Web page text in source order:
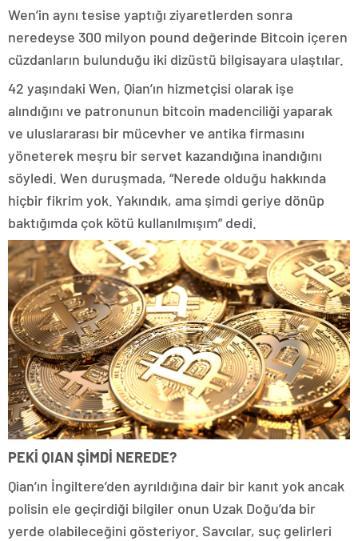
Wen’in aynı tesise yaptığı ziyaretlerden sonra
neredeyse 300 milyon pound değerinde Bitcoin içeren
cüzdanların bulunduğu iki dizüstü bilgisayara ulaştılar.
42 yaşındaki Wen, Qian’ın hizmetçisi olarak işe
alındığını ve patronunun bitcoin madenciliği yaparak
ve uluslararası bir mücevher ve antika firmasını
yöneterek meşru bir servet kazandığına inandığını
söyledi. Wen duruşmada, “Nerede olduğu hakkında
hiçbir fikrim yok. Yakındık, ama şimdi geriye dönüp
baktığımda çok kötü kullanılmışım” dedi.
PEKİ QIAN ŞİMDİ NEREDE?
Qian’ın İngiltere’den ayrıldığına dair bir kanıt yok ancak
polisin ele geçirdiği bilgiler onun Uzak Doğu’da bir
yerde olabileceğini gösteriyor. Savcılar, suç gelirleri